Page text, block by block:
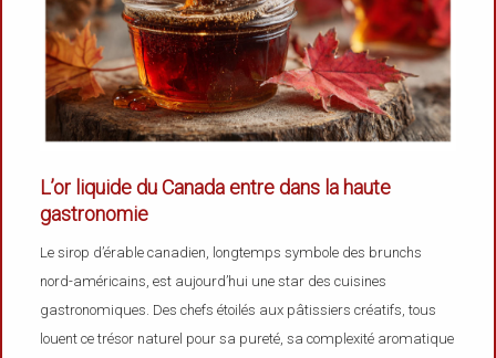
L’or liquide du Canada entre dans la haute
gastronomie
Le sirop d’érable canadien, longtemps symbole des brunchs
nord-américains, est aujourd’hui une star des cuisines
gastronomiques. Des chefs étoilés aux pâtissiers créatifs, tous
louent ce trésor naturel pour sa pureté, sa complexité aromatique